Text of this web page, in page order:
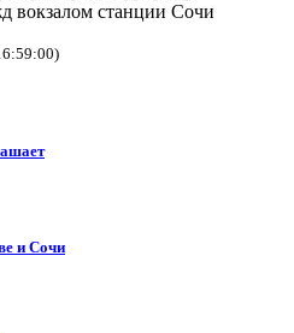
вокзалом станции Сочи
и Сочи